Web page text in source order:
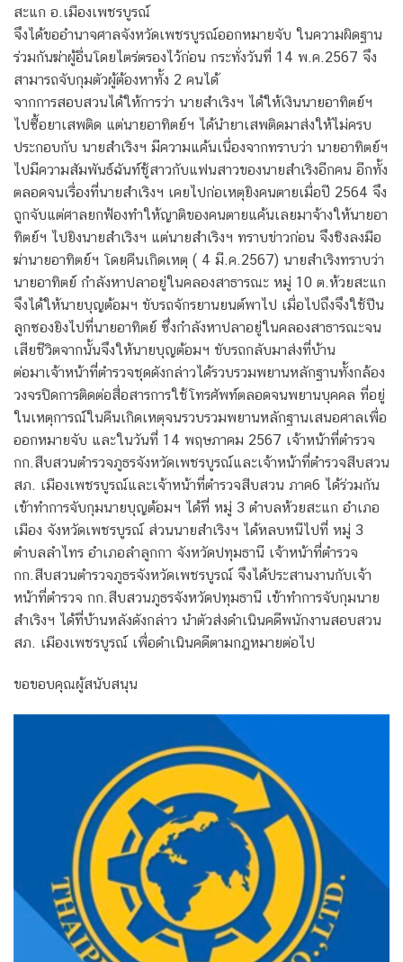
สะแก อ.เมืองเพชรบูรณ์
จึงได้ขออำนาจศาลจังหวัดเพชรบูรณ์ออกหมายจับ ในความผิดฐาน
ร่วมกันฆ่าผู้อื่นโดยไตร่ตรองไว้ก่อน กระทั่งวันที่ 14 พ.ค.2567 จึง
สามารถจับกุมตัวผู้ต้องหาทั้ง 2 คนได้
จากการสอบสวนได้ให้การว่า นายสำเริงฯ ได้ให้เงินนายอาทิตย์ฯ
ไปซื้อยาเสพติด แต่นายอาทิตย์ฯ ได้นำยาเสพติดมาส่งให้ไม่ครบ
ประกอบกับ นายสำเริงฯ มีความแค้นเนื่องจากทราบว่า นายอาทิตย์ฯ
ไปมีความสัมพันธ์ฉันท์ชู้สาวกับแฟนสาวของนายสำเริงอีกคน อีกทั้ง
ตลอดจนเรื่องที่นายสำเริงฯ เคยไปก่อเหตุยิงคนตายเมื่อปี 2564 จึง
ถูกจับแต่ศาลยกฟ้องทำให้ญาติของคนตายแค้นเลยมาจ้างให้นายอา
ทิตย์ฯ ไปยิงนายสำเริงฯ แต่นายสำเริงฯ ทราบข่าวก่อน จึงชิงลงมือ
ฆ่านายอาทิตย์ฯ โดยคืนเกิดเหตุ ( 4 มี.ค.2567) นายสำเริงทราบว่า
นายอาทิตย์ กำลังหาปลาอยู่ในคลองสาธารณะ หมู่ 10 ต.ห้วยสะแก
จึงได้ให้นายบุญต้อมฯ ขับรถจักรยานยนต์พาไป เมื่อไปถึงจึงใช้ปืน
ลูกซองยิงไปที่นายอาทิตย์ ซึ่งกำลังหาปลาอยู่ในคลองสาธารณะจน
เสียชีวิตจากนั้นจึงให้นายบุญต้อมฯ ขับรถกลับมาส่งที่บ้าน
ต่อมาเจ้าหน้าที่ตำรวจชุดดังกล่าวได้รวบรวมพยานหลักฐานทั้งกล้อง
วงจรปิดการติดต่อสื่อสารการใช้โทรศัพท์ตลอดจนพยานบุคคล ที่อยู่
ในเหตุการณ์ในคืนเกิดเหตุจนรวบรวมพยานหลักฐานเสนอศาลเพื่อ
ออกหมายจับ และในวันที่ 14 พฤษภาคม 2567 เจ้าหน้าที่ตำรวจ
กก.สืบสวนตำรวจภูธรจังหวัดเพชรบูรณ์และเจ้าหน้าที่ตำรวจสืบสวน
สภ. เมืองเพชรบูรณ์และเจ้าหน้าที่ตำรวจสืบสวน ภาค6 ได้ร่วมกัน
เข้าทำการจับกุมนายบุญต้อมฯ ได้ที่ หมู่ 3 ตำบลห้วยสะแก อำเภอ
เมือง จังหวัดเพชรบูรณ์ ส่วนนายสำเริงฯ ได้หลบหนีไปที่ หมู่ 3
ตำบลลำไทร อำเภอลำลูกกา จังหวัดปทุมธานี เจ้าหน้าที่ตำรวจ
กก.สืบสวนตำรวจภูธรจังหวัดเพชรบูรณ์ จึงได้ประสานงานกับเจ้า
หน้าที่ตำรวจ กก.สืบสวนภูธรจังหวัดปทุมธานี เข้าทำการจับกุมนาย
สำเริงฯ ได้ที่บ้านหลังดังกล่าว นำตัวส่งดำเนินคดีพนักงานสอบสวน
สภ. เมืองเพชรบูรณ์ เพื่อดำเนินคดีตามกฎหมายต่อไป
ขอขอบคุณผู้สนับสนุน